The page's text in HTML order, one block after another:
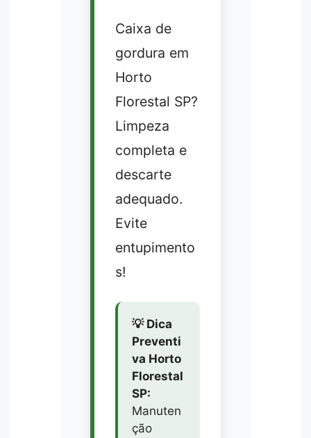
Caixa de
gordura em
Horto
Florestal SP?
Limpeza
completa e
descarte
adequado.
Evite
entupimento
s!
💡 Dica
Preventi
va Horto
Florestal
SP:
Manuten
ção